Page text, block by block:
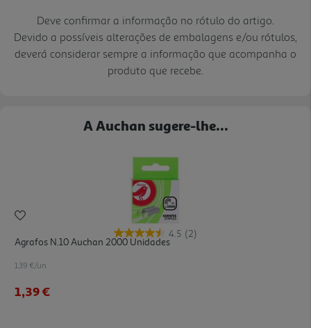
Deve confirmar a informação no rótulo do artigo.
Devido a possíveis alterações de embalagens e/ou rótulos,
deverá considerar sempre a informação que acompanha o
produto que recebe.
A Auchan sugere-lhe...
4.5 (2)
Agrafos N.10 Auchan 2000 Unidades
1.39 €/un
1,39 €